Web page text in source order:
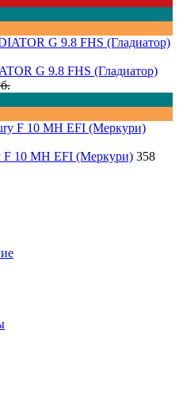
G 9.8 FHS (Гладиатор)
10 MH EFI (Меркури) 358